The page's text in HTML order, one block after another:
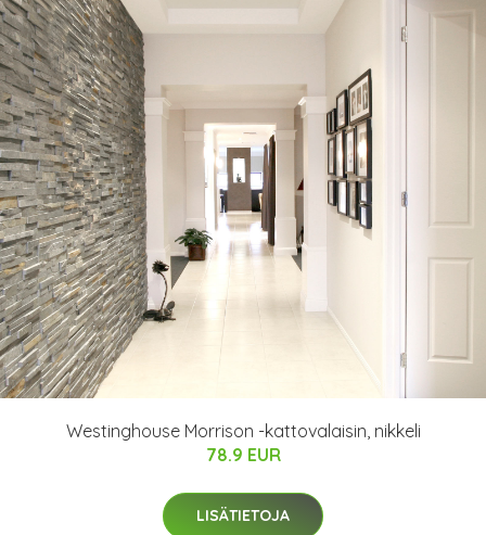
Westinghouse Morrison -kattovalaisin, nikkeli
78.9 EUR
LISÄTIETOJA